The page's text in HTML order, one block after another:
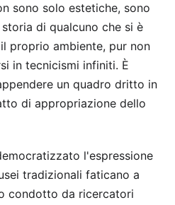
sono solo estetiche, sono
di qualcuno che si è
proprio ambiente, pur non
in tecnicismi infiniti. È
un quadro dritto in
di appropriazione dello
l'espressione
tradizionali faticano a
condotto da ricercatori